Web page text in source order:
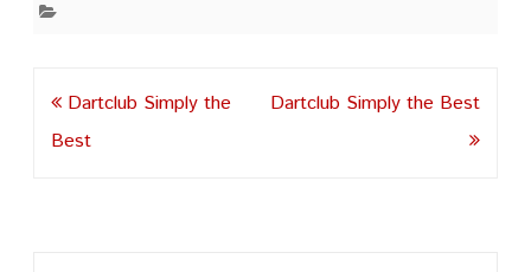
Post
navigation
Dartclub Simply the
Best
Dartclub Simply the Best